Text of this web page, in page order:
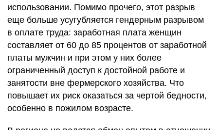
использовании. Помимо прочего, этот разрыв
еще больше усугубляется гендерным разрывом
в оплате труда: заработная плата женщин
составляет от 60 до 85 процентов от заработной
платы мужчин и при этом у них более
ограниченный доступ к достойной работе и
занятости вне фермерского хозяйства. Что
повышает их риск оказаться за чертой бедности,
особенно в пожилом возрасте.